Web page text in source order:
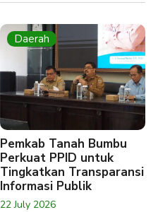
Daerah
Pemkab Tanah Bumbu
Perkuat PPID untuk
Tingkatkan Transparansi
Informasi Publik
22 July 2026